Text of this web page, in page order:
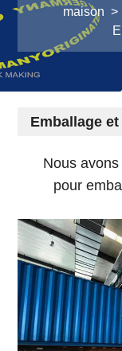
maison >
Emballage
Nous avons
pour